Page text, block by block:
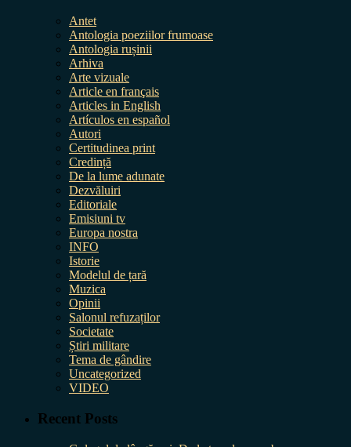
Antet
Antologia poeziilor frumoase
Antologia rușinii
Arhiva
Arte vizuale
Article en français
Articles in English
Artículos en español
Autori
Certitudinea print
Credință
De la lume adunate
Dezvăluiri
Editoriale
Emisiuni tv
Europa nostra
INFO
Istorie
Modelul de țară
Muzica
Opinii
Salonul refuzaților
Societate
Știri militare
Tema de gândire
Uncategorized
VIDEO
Recent Posts